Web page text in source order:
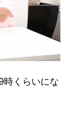
時くらいにな